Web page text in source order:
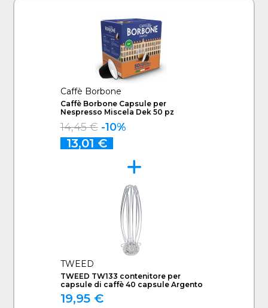
Caffè Borbone
Caffè Borbone Capsule per
Nespresso Miscela Dek 50 pz
14,45 € -10%
13,01 €
TWEED
TWEED TW133 contenitore per
capsule di caffè 40 capsule Argento
19,95 €